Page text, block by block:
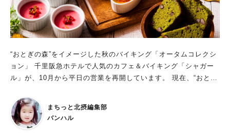
“おとぎの森”をイメージした秋のバイキング「オータムコレクシ
ョン」 千里阪急ホテルで人気のカフェ＆バイキング「シャガー
ル」が、10月から平日の営業を再開しています。 現在、“おとぎ
催中です。 こぶたのおうちをイメージした塩釜パイでじっくり
と焼き上げ、栗と茸のソースで味わうローストポーク 魔女の洋
服を2色のタルタルで表現したチキン南蛮 色が変わるサラダ こ
まちっと北摂編集部
バンハル